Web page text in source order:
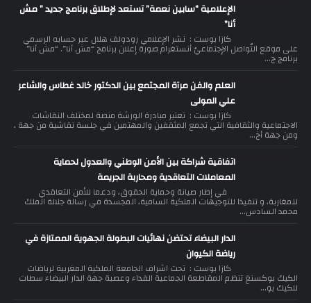
الإعلامية “سابين نعمة” تستعد لإطلاق برنامج جديد ” مش
أنا”
كازا بوست : نشر الإعلامي رودولف هلال عبر حسابه الرسمي
على موقع التّواصل الإجتماعيّ أنستغرام صورة إعلان برنامج “مش أنا”. “مش أنا”
برنامج ج...
العلم والفن مرآة المجتمع بين الدكتور خالد غطاس والشاعر
علي المولى
كازا بوست : تعتبر مبادرة الورشة منصة لمختلف النقاشات
الاجتماعية والثقافية التي تجمع المثقفين والمهتمين في جلسة نقاشية من جهة ،
ومن جهة أخ...
اتفاقية شراكة بين الأمن الوطني والعدول لحماية
المعاملات التعاقدية ومحاربة الجريمة
في إطار صيانة وحماية الحقوق، ودعما للأمن التعاقدي
للمغاربة، و تنفيذا للتوجيهات الملكية السامية، المجسدة في رسالة جلالة الملك
محمد السادس...
الدار البيضاء تحتضن نهائيات البطولة الجهوية الممتازة في
رياضة الكيوان
كازا بوست : تحت اشراف الجامعة الملكية المغربية لرياضات
الكيك بوكسنغ تنظم المقاطعة الجماعية الفداء وعصبة جهة الدار البيضاء سطات
للكيك بو...